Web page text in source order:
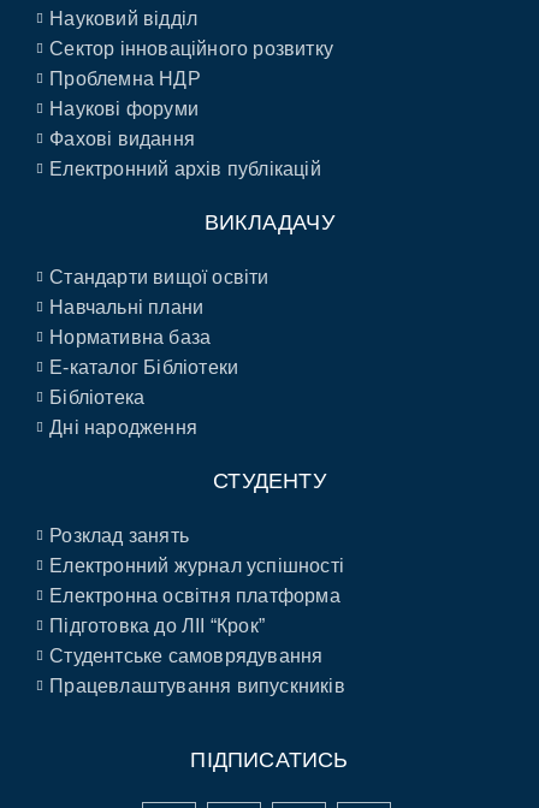
Науковий відділ
Сектор інноваційного розвитку
Проблемна НДР
Наукові форуми
Фахові видання
Електронний архів публікацій
ВИКЛАДАЧУ
Стандарти вищої освіти
Навчальні плани
Нормативна база
E-каталог Бібліотеки
Бібліотека
Дні народження
СТУДЕНТУ
Розклад занять
Електронний журнал успішності
Електронна освітня платформа
Підготовка до ЛІІ “Крок”
Студентське самоврядування
Працевлаштування випускників
ПІДПИСАТИСЬ